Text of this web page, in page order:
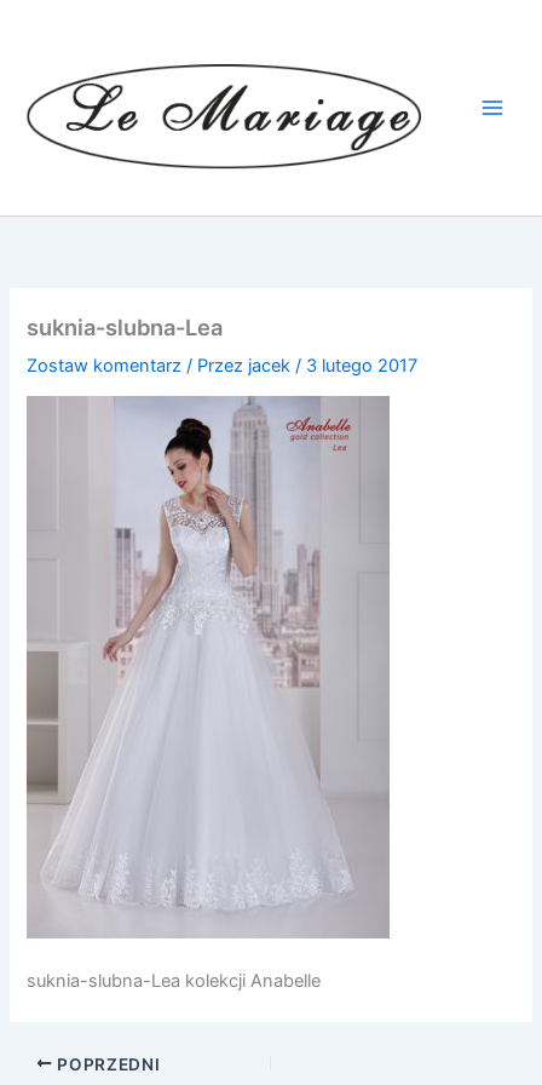
suknia-slubna-Lea
Zostaw komentarz / Przez jacek / 3 lutego 2017
suknia-slubna-Lea kolekcji Anabelle
POPRZEDNI